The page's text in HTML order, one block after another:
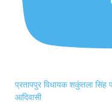
प्रतापपुर विधायक शकुंतला सिंह
आदिवासी